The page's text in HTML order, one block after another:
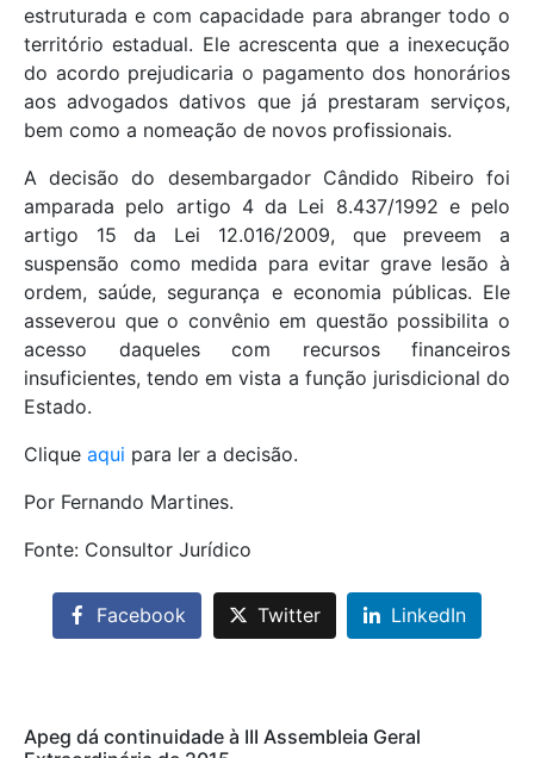
estruturada e com capacidade para abranger todo o
território estadual. Ele acrescenta que a inexecução
do acordo prejudicaria o pagamento dos honorários
aos advogados dativos que já prestaram serviços,
bem como a nomeação de novos profissionais.
A decisão do desembargador Cândido Ribeiro foi
amparada pelo artigo 4 da Lei 8.437/1992 e pelo
artigo 15 da Lei 12.016/2009, que preveem a
suspensão como medida para evitar grave lesão à
ordem, saúde, segurança e economia públicas. Ele
asseverou que o convênio em questão possibilita o
acesso daqueles com recursos financeiros
insuficientes, tendo em vista a função jurisdicional do
Estado.
Clique aqui para ler a decisão.
Por Fernando Martines.
Fonte: Consultor Jurídico
Facebook Twitter LinkedIn
Apeg dá continuidade à III Assembleia Geral